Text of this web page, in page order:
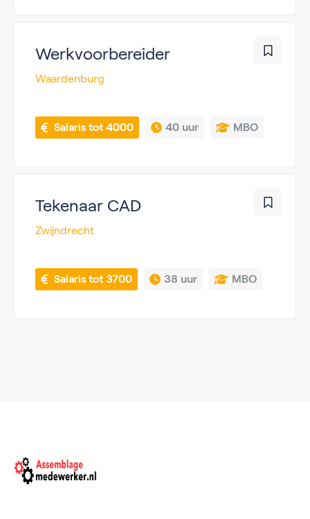
Werkvoorbereider
Waardenburg
Salaris tot 4000 40 uur MBO
Tekenaar CAD
Zwijndrecht
Salaris tot 3700 38 uur MBO